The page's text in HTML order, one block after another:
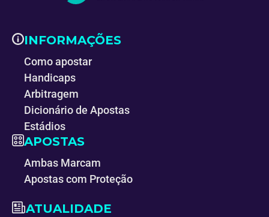
INFORMAÇÕES
Como apostar
Handicaps
Arbitragem
Dicionário de Apostas
Estádios
APOSTAS
Ambas Marcam
Apostas com Proteção
ATUALIDADE